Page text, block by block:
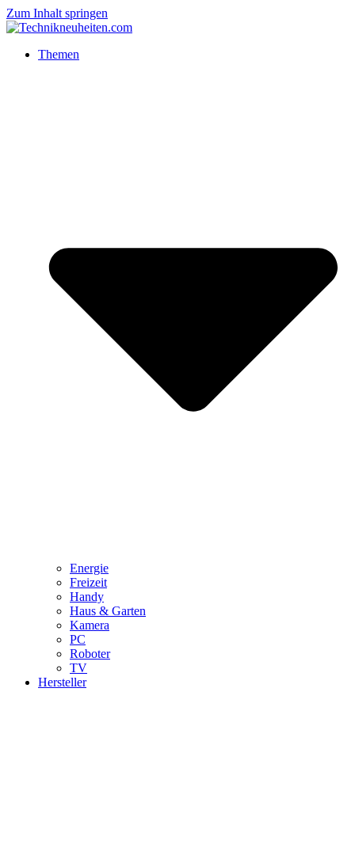
Zum Inhalt springen
Themen
Energie
Freizeit
Handy
Haus & Garten
Kamera
PC
Roboter
TV
Hersteller